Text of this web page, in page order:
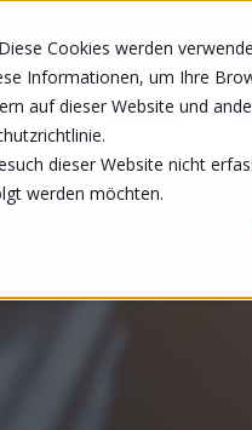
Cookies werden
Informationen, um Ihre
auf dieser Website und
dieser Website nicht
werden möchten.
SECURITY